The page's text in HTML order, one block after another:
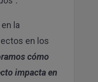
la
en los
cómo
impacta en